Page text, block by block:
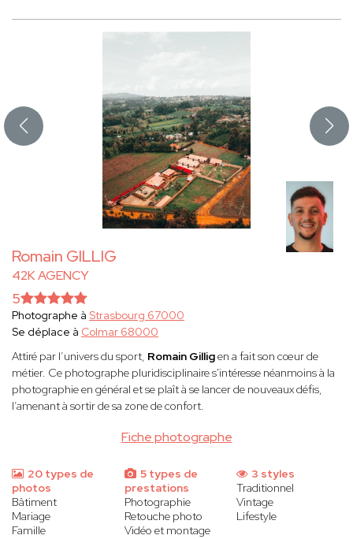
Romain GILLIG
42K AGENCY
Fiche photographe
5
Photographe à Strasbourg 67000
Se déplace à Colmar 68000
Attiré par l’univers du sport, Romain Gilligen a fait son cœur de
métier. Ce photographe pluridisciplinaire s'intéresse néanmoins à la
photographie en général et se plaît à se lancer de nouveaux défis,
l’amenant à sortir de sa zone de confort.
20 types de
photos
Bâtiment
Mariage
Famille
5 types de
prestations
Photographie
Retouche photo
Vidéo et montage
3 styles
Traditionnel
Vintage
Lifestyle